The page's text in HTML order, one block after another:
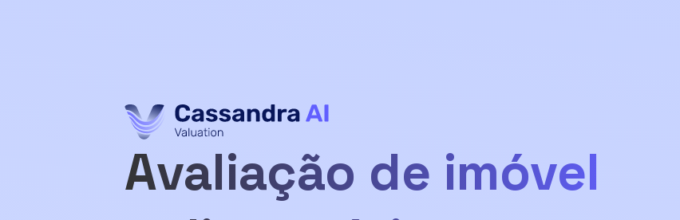
Avaliação de imóvel